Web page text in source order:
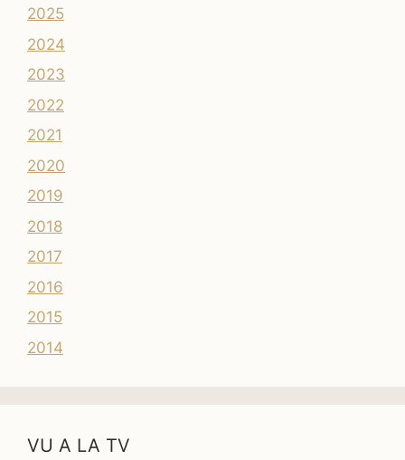
2025
2024
2023
2022
2021
2020
2019
2018
2017
2016
2015
2014
VU A LA TV